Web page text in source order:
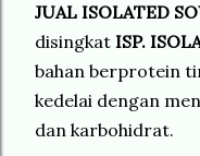
JUAL ISOLATED
disingkat ISP.
bahan berprotein
kedelai dengan
dan karbohidrat.